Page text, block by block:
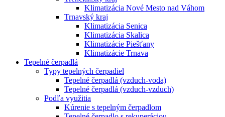
Klimatizácia Nové Mesto nad Váhom
Trnavský kraj
Klimatizácia Senica
Klimatizácia Skalica
Klimatizácie Piešťany
Klimatizácie Trnava
Tepelné čerpadlá
Typy tepelných čerpadiel
Tepelné čerpadlá (vzduch-voda)
Tepelné čerpadlá (vzduch-vzduch)
Podľa využitia
Kúrenie s tepelným čerpadlom